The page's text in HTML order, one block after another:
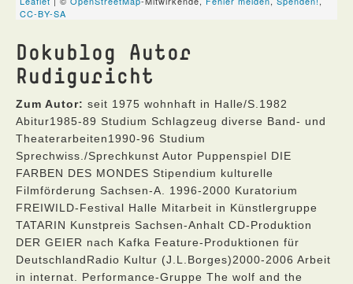
Dokublog Autor
Rudiguricht
Zum Autor: seit 1975 wohnhaft in Halle/S.1982
Abitur1985-89 Studium Schlagzeug diverse Band- und
Theaterarbeiten1990-96 Studium
Sprechwiss./Sprechkunst Autor Puppenspiel DIE
FARBEN DES MONDES Stipendium kulturelle
Filmförderung Sachsen-A. 1996-2000 Kuratorium
FREIWILD-Festival Halle Mitarbeit in Künstlergruppe
TATARIN Kunstpreis Sachsen-Anhalt CD-Produktion
DER GEIER nach Kafka Feature-Produktionen für
DeutschlandRadio Kultur (J.L.Borges)2000-2006 Arbeit
in internat. Performance-Gruppe The wolf and the